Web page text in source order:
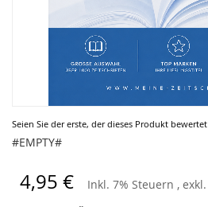
Seien Sie der erste, der dieses Produkt bewertet
#EMPTY#
4,95 € Inkl. 7% Steuern , exkl.
Zum
Anfang
springen